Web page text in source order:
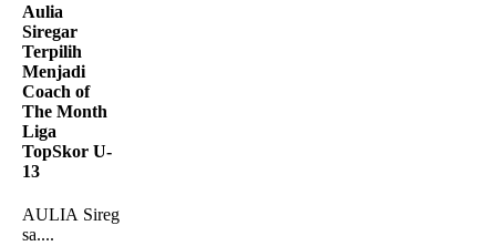
Aulia
Siregar
Terpilih
Menjadi
Coach of
The Month
Liga
TopSkor U-
13
AULIA Siregar
sa....